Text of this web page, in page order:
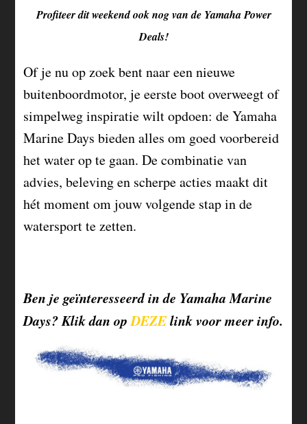
Profiteer dit weekend ook nog van de Yamaha Power
Deals!
Of je nu op zoek bent naar een nieuwe
buitenboordmotor, je eerste boot overweegt of
simpelweg inspiratie wilt opdoen: de Yamaha
Marine Days bieden alles om goed voorbereid
het water op te gaan. De combinatie van
advies, beleving en scherpe acties maakt dit
hét moment om jouw volgende stap in de
watersport te zetten.
Ben je geïnteresseerd in de Yamaha Marine
Days? Klik dan opDEZElink voor meer info.